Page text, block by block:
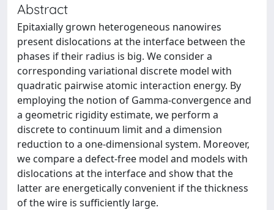
Abstract
Epitaxially grown heterogeneous nanowires
present dislocations at the interface between the
phases if their radius is big. We consider a
corresponding variational discrete model with
quadratic pairwise atomic interaction energy. By
employing the notion of Gamma-convergence and
a geometric rigidity estimate, we perform a
discrete to continuum limit and a dimension
reduction to a one-dimensional system. Moreover,
we compare a defect-free model and models with
dislocations at the interface and show that the
latter are energetically convenient if the thickness
of the wire is sufficiently large.